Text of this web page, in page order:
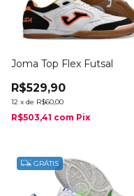
Joma Top Flex Futsal
R$529,90
12 x de R$60,00
R$503,41 com Pix
GRÁTIS